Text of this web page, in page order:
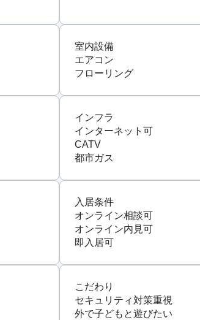
室内設備
エアコン
フローリング
インフラ
インターネット可
CATV
都市ガス
入居条件
オンライン相談可
オンライン内見可
即入居可
こだわり
セキュリティ対策重視
外で子どもと遊びたい